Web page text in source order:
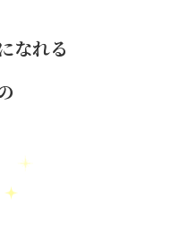
なれる